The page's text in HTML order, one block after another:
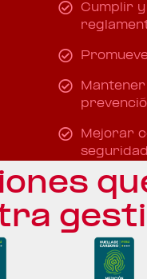
Cumplir
Mejorar